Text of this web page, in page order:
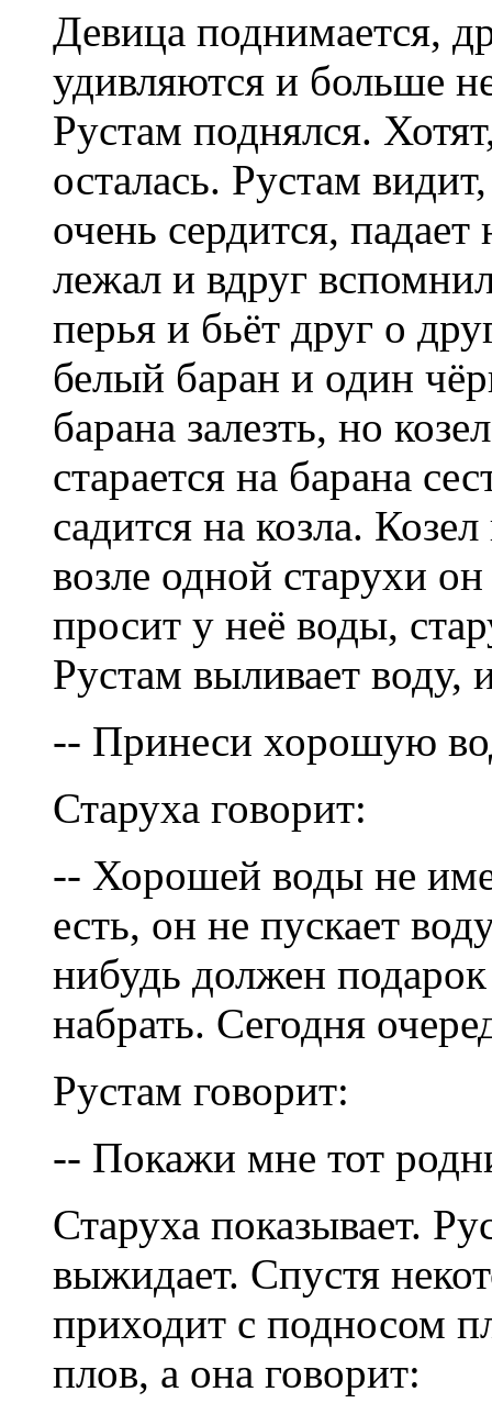
Девица поднимается,
удивляются и больше
Рустам поднялся.
осталась. Рустам
очень сердится,
лежал и вдруг
перья и бьёт друг о
белый баран и один
барана залезть, но
старается на барана
садится на козла.
возле одной старухи
просит у неё воды,
Рустам выливает воду,
-- Принеси хорошую
Старуха говорит:
-- Хорошей воды не
есть, он не пускает
нибудь должен
набрать. Сегодня
Рустам говорит:
-- Покажи мне тот
Старуха показывает.
выжидает. Спустя
приходит с подносом
плов, а она говорит: